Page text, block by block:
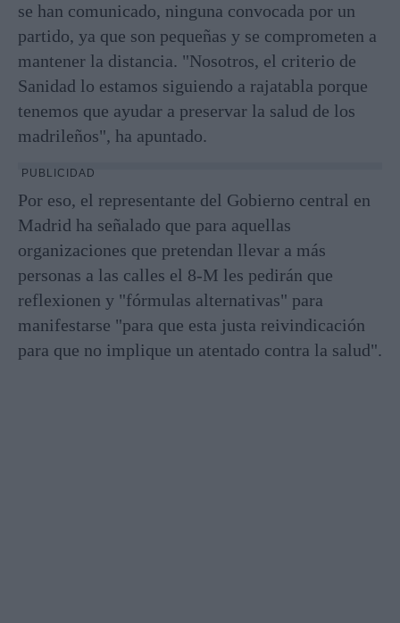
se han comunicado, ninguna convocada por un
partido, ya que son pequeñas y se comprometen a
mantener la distancia. "Nosotros, el criterio de
Sanidad lo estamos siguiendo a rajatabla porque
tenemos que ayudar a preservar la salud de los
madrileños", ha apuntado.
PUBLICIDAD
Por eso, el representante del Gobierno central en
Madrid ha señalado que para aquellas
organizaciones que pretendan llevar a más
personas a las calles el 8-M les pedirán que
reflexionen y "fórmulas alternativas" para
manifestarse "para que esta justa reivindicación
para que no implique un atentado contra la salud".